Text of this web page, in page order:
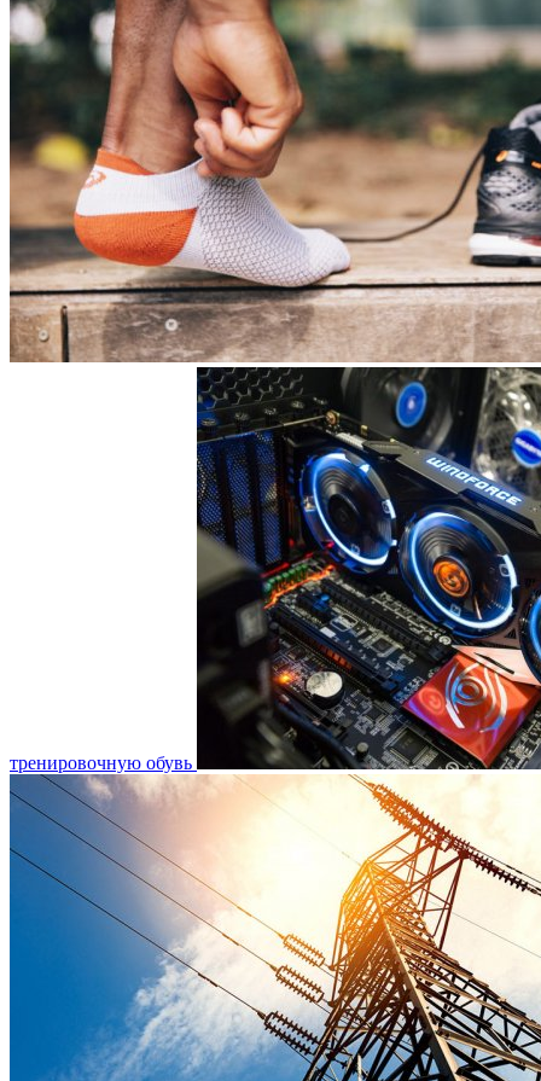
тренировочную обувь